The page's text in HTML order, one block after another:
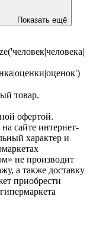
Показать ещё
товар.
офертой.
сайте интернет-
характер и
не производит
а также доставку
приобрести